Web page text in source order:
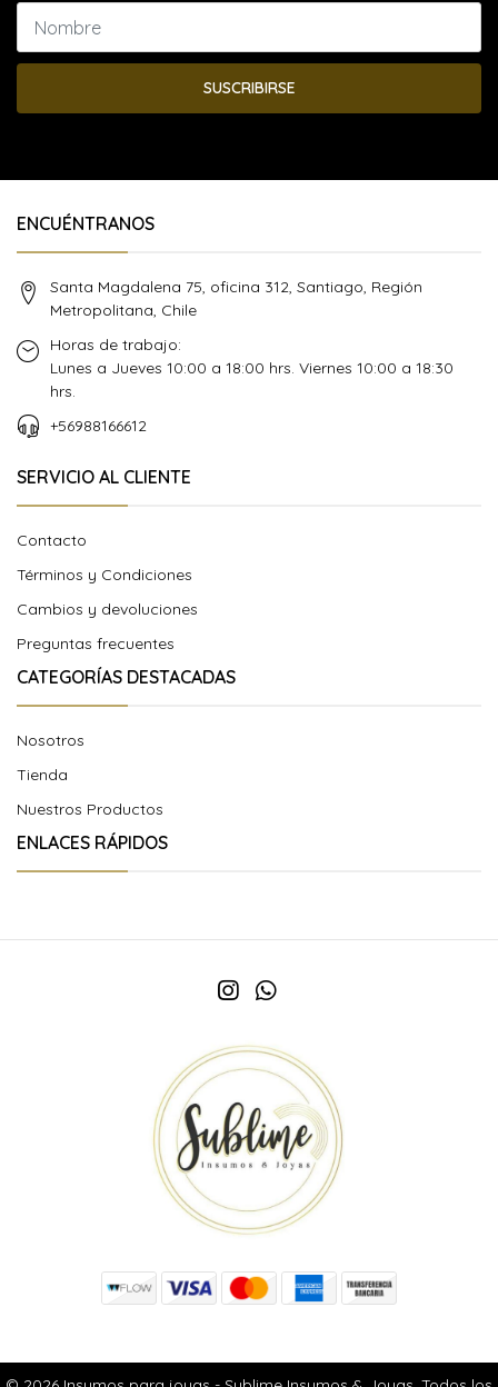
SUSCRIBIRSE
ENCUÉNTRANOS
Santa Magdalena 75, oficina 312, Santiago, Región
Metropolitana, Chile
Horas de trabajo:
Lunes a Jueves 10:00 a 18:00 hrs. Viernes 10:00 a 18:30
hrs.
+56988166612
SERVICIO AL CLIENTE
Contacto
Términos y Condiciones
Cambios y devoluciones
Preguntas frecuentes
CATEGORÍAS DESTACADAS
Nosotros
Tienda
Nuestros Productos
ENLACES RÁPIDOS